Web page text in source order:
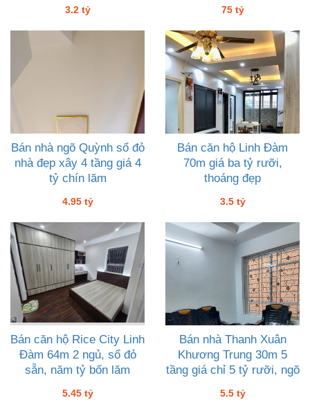
3.2 tỷ 75 tỷ
Bán nhà ngõ Quỳnh sổ đỏ
nhà đẹp xây 4 tầng giá 4
tỷ chín lăm
4.95 tỷ
Bán căn hộ Linh Đàm
70m giá ba tỷ rưỡi,
thoáng đẹp
3.5 tỷ
Bán căn hộ Rice City Linh
Đàm 64m 2 ngủ, sổ đỏ
sẵn, năm tỷ bốn lăm
5.45 tỷ
Bán nhà Thanh Xuân
Khương Trung 30m 5
tầng giá chỉ 5 tỷ rưỡi, ngõ
5.5 tỷ